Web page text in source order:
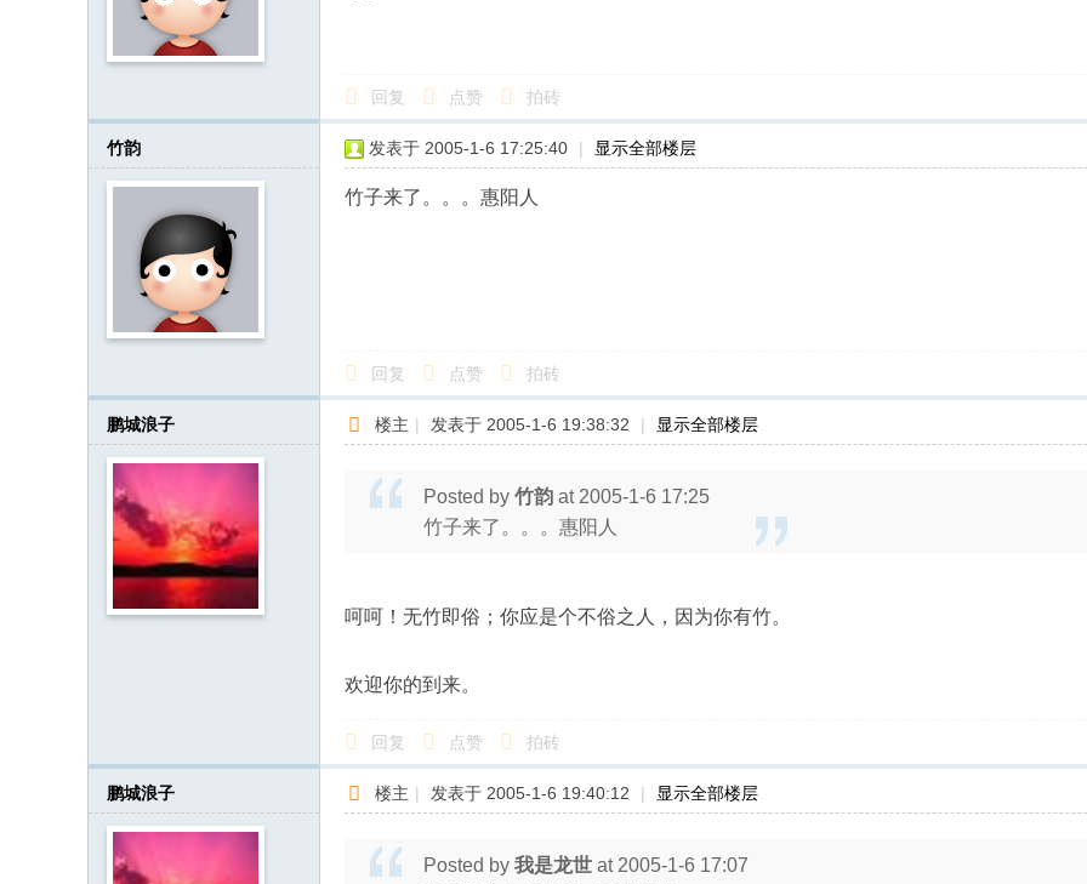
回复 点赞 拍砖
竹韵 发表于 2005-1-6 17:25:40 | 显示全部楼层
竹子来了。。。惠阳人
回复 点赞 拍砖
鹏城浪子 楼主 | 发表于 2005-1-6 19:38:32 | 显示全部楼层
Posted by 竹韵 at 2005-1-6 17:25
竹子来了。。。惠阳人
呵呵！无竹即俗；你应是个不俗之人，因为你有竹。
欢迎你的到来。
回复 点赞 拍砖
鹏城浪子 楼主 | 发表于 2005-1-6 19:40:12 | 显示全部楼层
Posted by 我是龙世 at 2005-1-6 17:07